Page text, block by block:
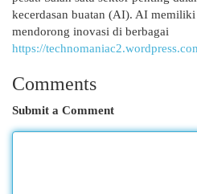
kecerdasan buatan (AI). AI
mendorong inovasi di berbagai
https://
Comments
Submit a Comment